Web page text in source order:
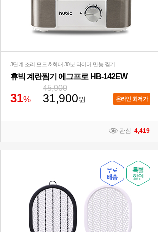
관심 4,419
3단계 조리 모드 & 최대 30분 타이머 만능 찜기
휴빅 계란찜기 에그프로 HB-142EW
31%
45,900
31,900원 온라인 최저가